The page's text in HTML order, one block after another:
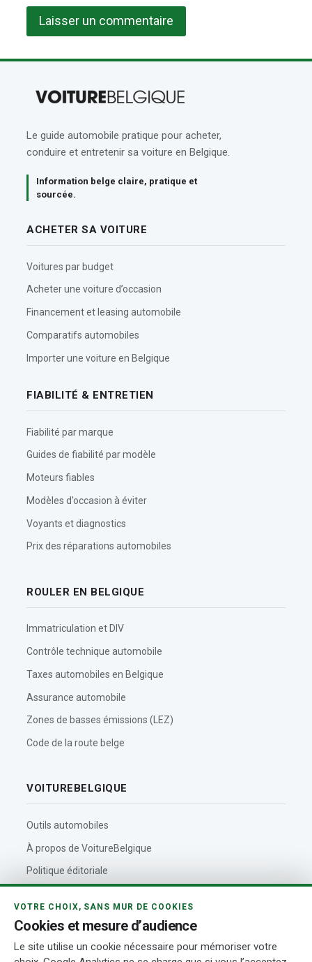
Le guide automobile pratique pour acheter,
conduire et entretenir sa voiture en Belgique.
Information belge claire, pratique et
sourcée.
ACHETER SA VOITURE
Voitures par budget
Acheter une voiture d’occasion
Financement et leasing automobile
Comparatifs automobiles
Importer une voiture en Belgique
FIABILITÉ & ENTRETIEN
Fiabilité par marque
Guides de fiabilité par modèle
Moteurs fiables
Modèles d’occasion à éviter
Voyants et diagnostics
Prix des réparations automobiles
ROULER EN BELGIQUE
Immatriculation et DIV
Contrôle technique automobile
Taxes automobiles en Belgique
Assurance automobile
Zones de basses émissions (LEZ)
Code de la route belge
VOITUREBELGIQUE
Outils automobiles
À propos de VoitureBelgique
Politique éditoriale
VOTRE CHOIX, SANS MUR DE COOKIES
Cookies et mesure d’audience
Le site utilise un cookie nécessaire pour mémoriser votre